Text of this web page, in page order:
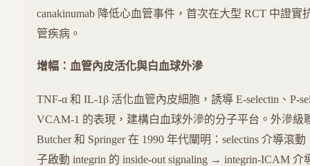
canakinumab 降低心血管事件，首次在大型 RCT 中證實
管疾病。
增幅：血管內皮活化與白血球外滲
TNF-α 和 IL-1β 活化血管內皮細胞，誘導 E-selectin、P-
VCAM-1 的表現，建構白血球外滲的分子平台。外滲級
Butcher 和 Springer 在 1990 年代闡明：selectins 介導滾
子啟動 integrin 的 inside-out signaling → integrin-ICAM